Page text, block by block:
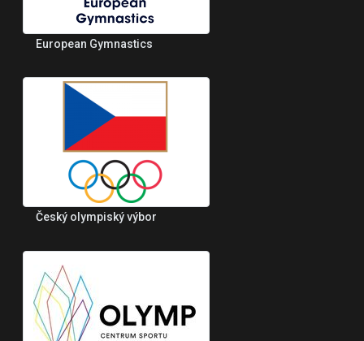
European Gymnastics
Český olympiský výbor